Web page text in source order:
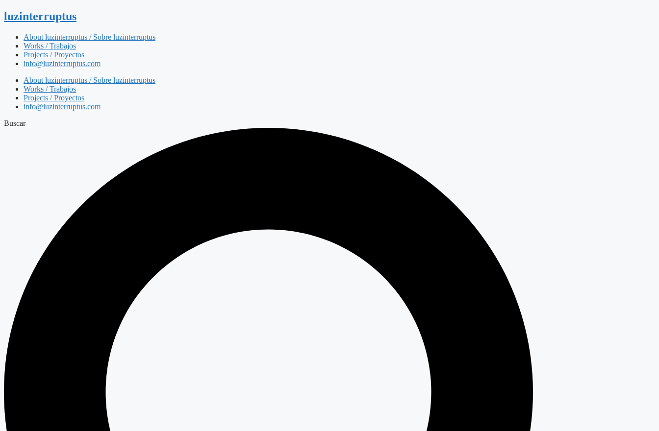
luzinterruptus
About luzinterruptus / Sobre luzinterruptus
Works / Trabajos
Projects / Proyectos
info@luzinterruptus.com
About luzinterruptus / Sobre luzinterruptus
Works / Trabajos
Projects / Proyectos
info@luzinterruptus.com
Buscar